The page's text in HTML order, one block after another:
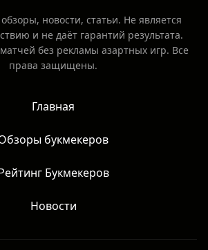
новости, статьи. Не является
и не даёт гарантий результата.
без рекламы азартных игр. Все
права защищены.
Главная
букмекеров
Букмекеров
Новости